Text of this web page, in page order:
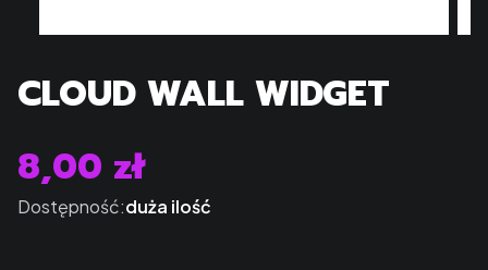
CLOUD WALL WIDGET
Cena
8,00 zł
Dostępność:duża ilość